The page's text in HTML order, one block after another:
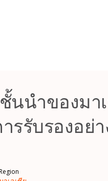
นนําของมา
รรับรองอ